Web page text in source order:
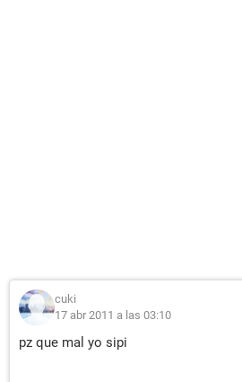
cuki
17 abr 2011 a las 03:10
pz que mal yo sipi